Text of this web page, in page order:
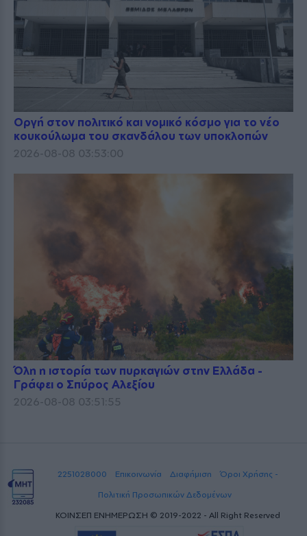
Οργή στον πολιτικό και νομικό κόσμο για το νέο
κουκούλωμα του σκανδάλου των υποκλοπών
2026-08-08 03:53:00
Όλη η ιστορία των πυρκαγιών στην Ελλάδα -
Γράφει ο Σπύρος Αλεξίου
2026-08-08 03:51:55
2251028000 Επικοινωνία Διαφήμιση
Όροι Χρήσης -
Πολιτική Προσωπικών Δεδομένων
ΚΟΙΝΣΕΠ ΕΝΗΜΕΡΩΣΗ © 2019-2022 - All Right Reserved